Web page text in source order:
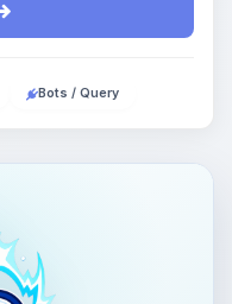
Bots / Query